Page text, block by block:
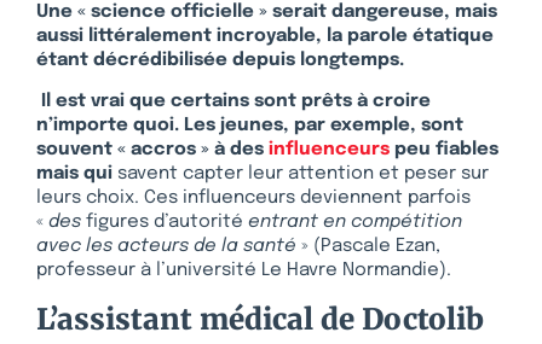
Une « science officielle » serait dangereuse, mais
aussi littéralement incroyable, la parole étatique
étant décrédibilisée depuis longtemps.
Il est vrai que certains sont prêts à croire
n’importe quoi. Les jeunes, par exemple, sont
souvent « accros » à des influenceurs peu fiables
mais qui savent capter leur attention et peser sur
leurs choix. Ces influenceurs deviennent parfois
« des figures d’autorité entrant en compétition
avec les acteurs de la santé » (Pascale Ezan,
professeur à l’université Le Havre Normandie).
L’assistant médical de Doctolib